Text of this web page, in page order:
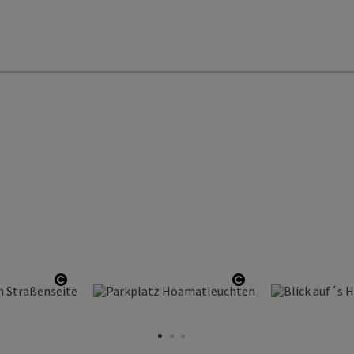
Open copyright Open copyright